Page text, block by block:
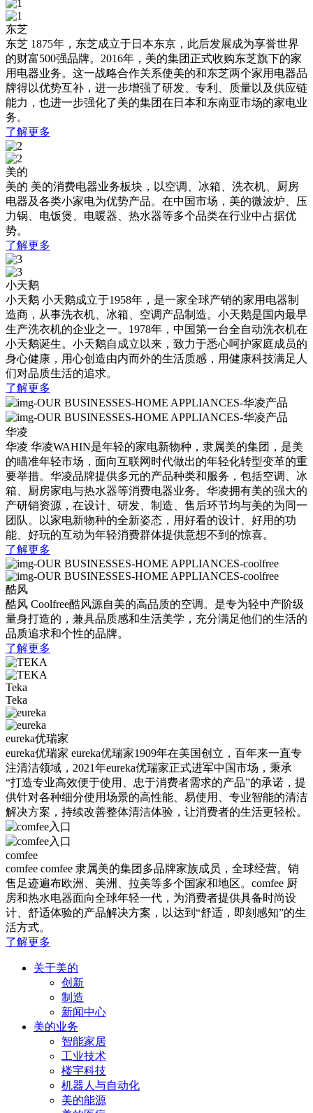
东芝
东芝 1875年，东芝成立于日本东京，此后发展成为享誉世界
的财富500强品牌。2016年，美的集团正式收购东芝旗下的家
用电器业务。这一战略合作关系使美的和东芝两个家用电器品
牌得以优势互补，进一步增强了研发、专利、质量以及供应链
能力，也进一步强化了美的集团在日本和东南亚市场的家电业
务。
了解更多
美的
美的 美的消费电器业务板块，以空调、冰箱、洗衣机、厨房
电器及各类小家电为优势产品。在中国市场，美的微波炉、压
力锅、电饭煲、电暖器、热水器等多个品类在行业中占据优
势。
了解更多
小天鹅
小天鹅 小天鹅成立于1958年，是一家全球产销的家用电器制
造商，从事洗衣机、冰箱、空调产品制造。小天鹅是国内最早
生产洗衣机的企业之一。1978年，中国第一台全自动洗衣机在
小天鹅诞生。小天鹅自成立以来，致力于悉心呵护家庭成员的
身心健康，用心创造由内而外的生活质感，用健康科技满足人
们对品质生活的追求。
了解更多
华凌
华凌 华凌WAHIN是年轻的家电新物种，隶属美的集团，是美
的瞄准年轻市场，面向互联网时代做出的年轻化转型变革的重
要举措。华凌品牌提供多元的产品种类和服务，包括空调、冰
箱、厨房家电与热水器等消费电器业务。华凌拥有美的强大的
产研销资源，在设计、研发、制造、售后环节均与美的为同一
团队。以家电新物种的全新姿态，用好看的设计、好用的功
能、好玩的互动为年轻消费群体提供意想不到的惊喜。
了解更多
酷风
酷风 Coolfree酷风源自美的高品质的空调。是专为轻中产阶级
量身打造的，兼具品质感和生活美学，充分满足他们的生活的
品质追求和个性的品牌。
了解更多
Teka
Teka
eureka优瑞家
eureka优瑞家 eureka优瑞家1909年在美国创立，百年来一直专
注清洁领域，2021年eureka优瑞家正式进军中国市场，秉承
“打造专业高效便于使用、忠于消费者需求的产品”的承诺，提
供针对各种细分使用场景的高性能、易使用、专业智能的清洁
解决方案，持续改善整体清洁体验，让消费者的生活更轻松。
comfee
comfee comfee 隶属美的集团多品牌家族成员，全球经营。销
售足迹遍布欧洲、美洲、拉美等多个国家和地区。comfee 厨
房和热水电器面向全球年轻一代，为消费者提供具备时尚设
计、舒适体验的产品解决方案，以达到“舒适，即刻感知”的生
活方式。
了解更多
关于美的
创新
制造
新闻中心
美的业务
智能家居
工业技术
楼宇科技
机器人与自动化
美的能源